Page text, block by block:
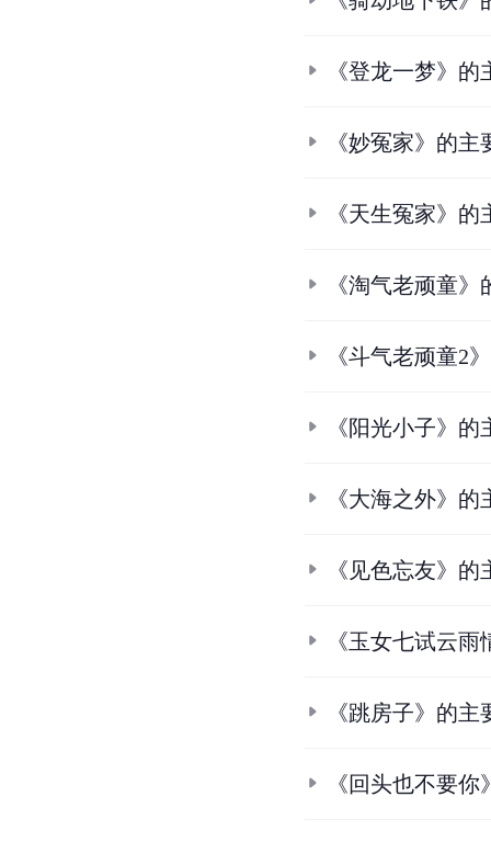
《登龙一梦》的
《妙冤家》的主
《天生冤家》的
《淘气老顽童
《斗气老顽童2
《阳光小子》的
《大海之外》的
《见色忘友》的
《玉女七试云
《跳房子》的主
《回头也不要